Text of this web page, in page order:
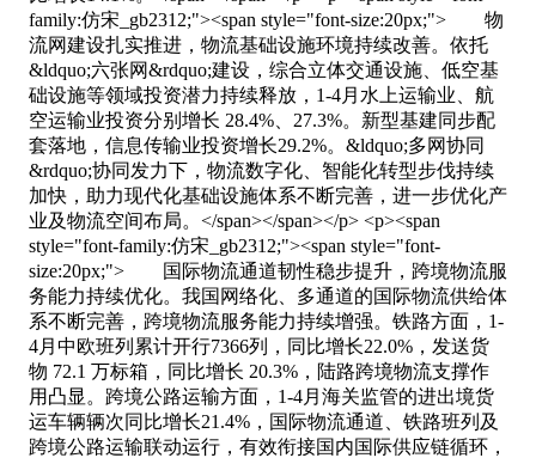
family:仿宋_gb2312;"><span style="font-size:20px;"> 物
流网建设扎实推进，物流基础设施环境持续改善。依托
&ldquo;六张网&rdquo;建设，综合立体交通设施、低空基
础设施等领域投资潜力持续释放，1-4月水上运输业、航
空运输业投资分别增长 28.4%、27.3%。新型基建同步配
套落地，信息传输业投资增长29.2%。&ldquo;多网协同
&rdquo;协同发力下，物流数字化、智能化转型步伐持续
加快，助力现代化基础设施体系不断完善，进一步优化产
业及物流空间布局。</span></span></p> <p><span
style="font-family:仿宋_gb2312;"><span style="font-
size:20px;"> 国际物流通道韧性稳步提升，跨境物流服
务能力持续优化。我国网络化、多通道的国际物流供给体
系不断完善，跨境物流服务能力持续增强。铁路方面，1-
4月中欧班列累计开行7366列，同比增长22.0%，发送货
物 72.1 万标箱，同比增长 20.3%，陆路跨境物流支撑作
用凸显。跨境公路运输方面，1-4月海关监管的进出境货
运车辆辆次同比增长21.4%，国际物流通道、铁路班列及
跨境公路运输联动运行，有效衔接国内国际供应链循环，